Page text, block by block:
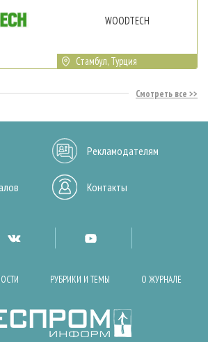
WOODTECH
Стамбул, Турция
Смотреть все
Рекламодателям
Контакты
РУБРИКИ И ТЕМЫ О ЖУРНАЛЕ